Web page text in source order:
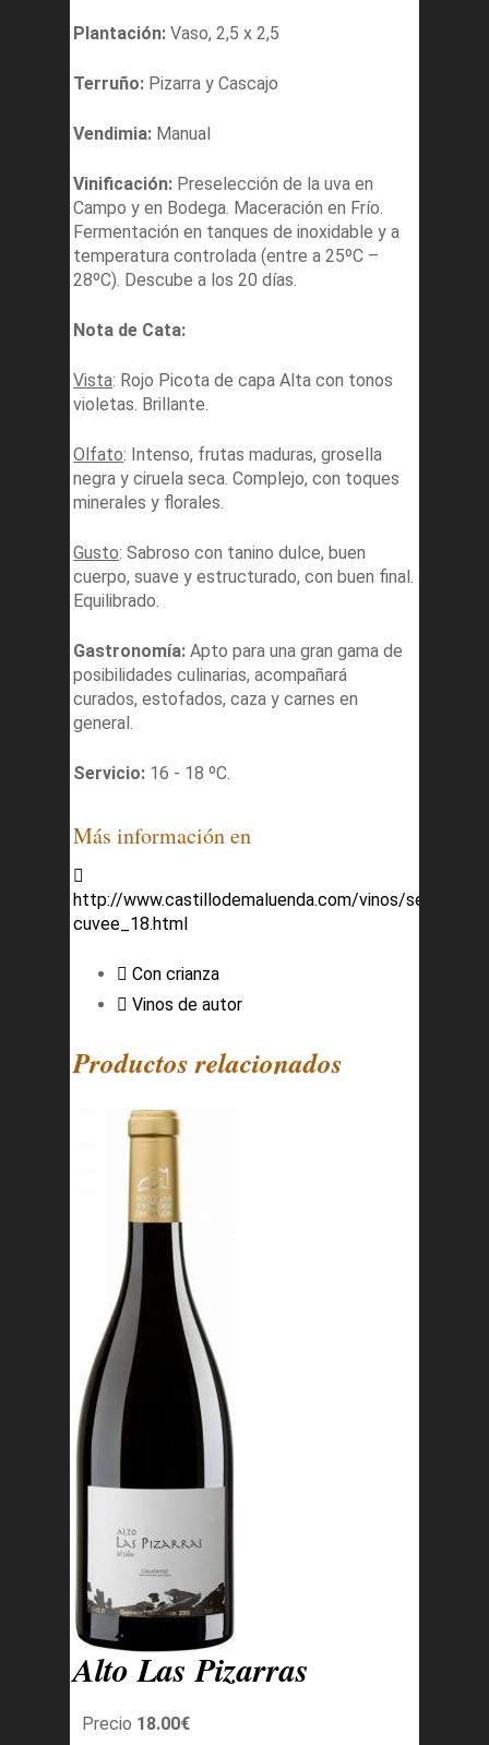
Plantación: Vaso, 2,5 x 2,5
Terruño: Pizarra y Cascajo
Vendimia: Manual
Vinificación: Preselección de la uva en
Campo y en Bodega. Maceración en Frío.
Fermentación en tanques de inoxidable y a
temperatura controlada (entre a 25ºC –
28ºC). Descube a los 20 días.
Nota de Cata:
Vista: Rojo Picota de capa Alta con tonos
violetas. Brillante.
Olfato: Intenso, frutas maduras, grosella
negra y ciruela seca. Complejo, con toques
minerales y florales.
Gusto: Sabroso con tanino dulce, buen
cuerpo, suave y estructurado, con buen final.
Equilibrado.
Gastronomía: Apto para una gran gama de
posibilidades culinarias, acompañará
curados, estofados, caza y carnes en
general.
Servicio: 16 - 18 ºC.
Más información en
http://www.castillodemaluenda.com/vinos/seleccion-
cuvee_18.html
Con crianza
Vinos de autor
Productos relacionados
Alto Las Pizarras
Precio 18.00€